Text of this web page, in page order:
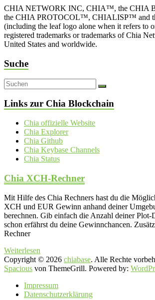
CHIA NETWORK INC, CHIA™, the CHIA
the CHIA PROTOCOL™, CHIALISP™ and
(including the leaf logo alone when it refers to
registered trademarks or trademarks of Chia
United States and worldwide.
Suche
Links zur Chia Blockchain
Chia offizielle Website
Chia Explorer
Chia Github
Chia Keybase Channels
Chia Status
Chia XCH-Rechner
Mit Hilfe des Chia Rechners hast du die
XCH und EUR Gewinn anhand deiner
berechnen. Gib einfach die Anzahl deiner Plot-
schon erfährst du deine Gewinnchancen.
Rechner
Weiterlesen
Copyright © 2026 chiabase. Alle Rechte
Spacious von ThemeGrill. Powered by:
Impressum
Datenschutzerklärung